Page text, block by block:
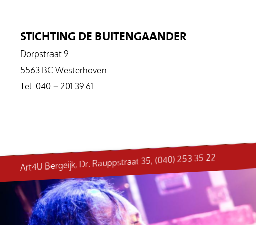
STICHTING DE BUITENGAANDER
Dorpstraat 9
5563 BC Westerhoven
Tel: 040 – 201 39 61
Art4U Bergeijk, Dr. Rauppstraat 35, (040) 253 35 22